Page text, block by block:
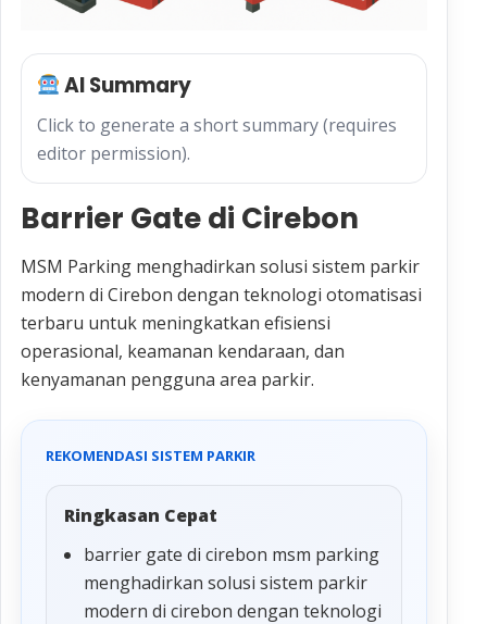
AI Summary
Click to generate a short summary (requires
editor permission).
Barrier Gate di Cirebon
MSM Parking menghadirkan solusi sistem parkir
modern di Cirebon dengan teknologi otomatisasi
terbaru untuk meningkatkan efisiensi
operasional, keamanan kendaraan, dan
kenyamanan pengguna area parkir.
REKOMENDASI SISTEM PARKIR
Ringkasan Cepat
barrier gate di cirebon msm parking
menghadirkan solusi sistem parkir
modern di cirebon dengan teknologi